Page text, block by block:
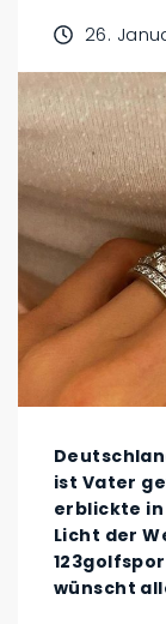
26.
ist Vater
erblickte
Licht der
wünscht